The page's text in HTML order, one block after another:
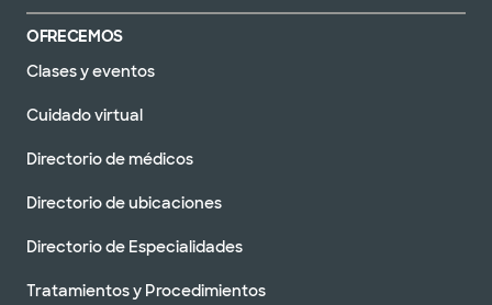
OFRECEMOS
Clases y eventos
Cuidado virtual
Directorio de médicos
Directorio de ubicaciones
Directorio de Especialidades
Tratamientos y Procedimientos